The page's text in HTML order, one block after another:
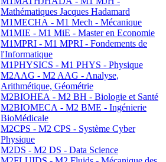
Mathématiques Jacques Hadamard
M1MECHA - M1 Mech - Mécanique
M1MIE - M1 MiE - Master en Economie
M1MPRI - M1 MPRI - Fondements de
l'Informatique
M1PHYSICS - M1 PHYS - Physique
M2AAG - M2 AAG - Analyse,
Arithmétique, Géométrie
M2BIOHEA - M2 BH - Biologie et Santé
M2BIOMECA - M2 BME - Ingénierie
BioMédicale
M2CPS - M2 CPS - Système Cyber
Physique
M2DS - M2 DS - Data Science